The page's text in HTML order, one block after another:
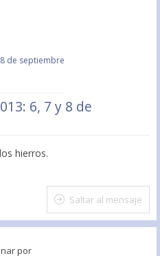
de septiembre
6, 7 y 8 de
hierros.
Saltar al mensaje
por